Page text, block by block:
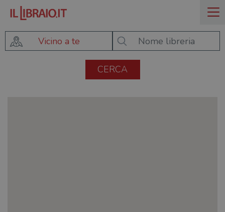
Vicino a te